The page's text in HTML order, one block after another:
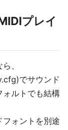
プレイ
、
でサウンド
ォルトでも結構
ォントを別途